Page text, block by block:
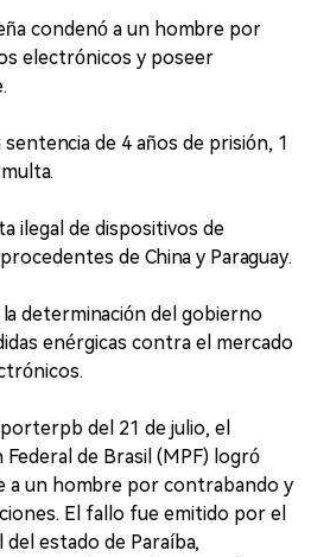
condenó a un hombre por
electrónicos y poseer
de 4 años de prisión, 1
ilegal de dispositivos de
de China y Paraguay.
determinación del gobierno
enérgicas contra el mercado
del 21 de julio, el
de Brasil (MPF) logró
a un hombre por contrabando y
El fallo fue emitido por el
estado de Paraíba,